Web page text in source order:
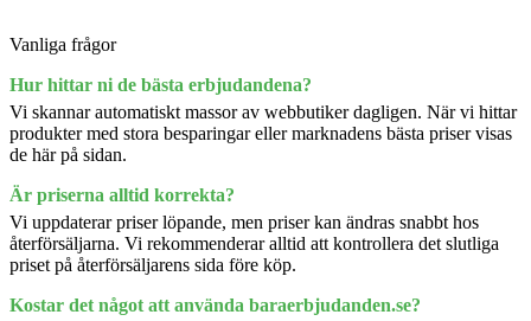
Vanliga frågor
Hur hittar ni de bästa erbjudandena?
Vi skannar automatiskt massor av webbutiker dagligen. När vi hittar
produkter med stora besparingar eller marknadens bästa priser visas
de här på sidan.
Är priserna alltid korrekta?
Vi uppdaterar priser löpande, men priser kan ändras snabbt hos
återförsäljarna. Vi rekommenderar alltid att kontrollera det slutliga
priset på återförsäljarens sida före köp.
Kostar det något att använda baraerbjudanden.se?